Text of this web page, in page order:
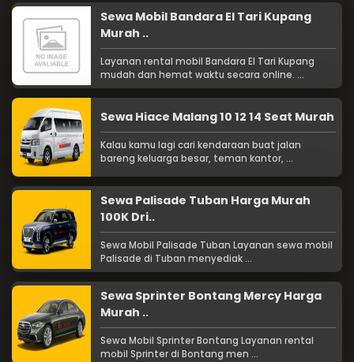
Sewa Mobil Bandara El Tari Kupang
Murah ..
Layanan rental mobil Bandara El Tari Kupang
mudah dan hemat waktu secara online. ...
Sewa Hiace Malang 10 12 14 Seat Murah
Kalau kamu lagi cari kendaraan buat jalan
bareng keluarga besar, teman kantor, ...
Sewa Palisade Tuban Harga Murah
100K Dri..
Sewa Mobil Palisade Tuban Layanan sewa mobil
Palisade di Tuban menyediak ...
Sewa Sprinter Bontang Mercy Harga
Murah ..
Sewa Mobil Sprinter Bontang Layanan rental
mobil Sprinter di Bontang men ...